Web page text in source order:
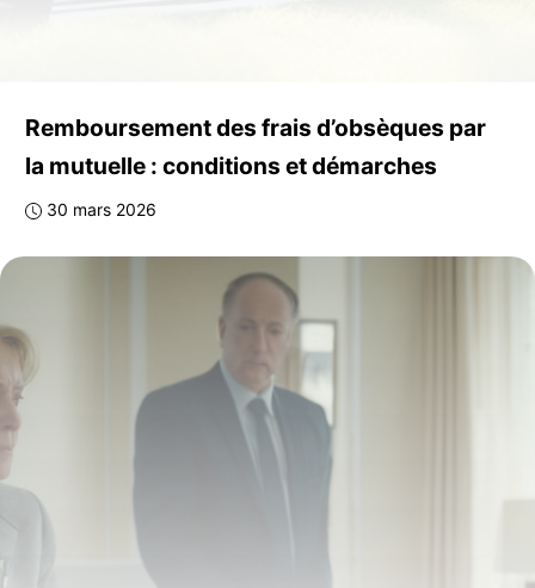
Remboursement des frais d’obsèques par
la mutuelle : conditions et démarches
30 mars 2026